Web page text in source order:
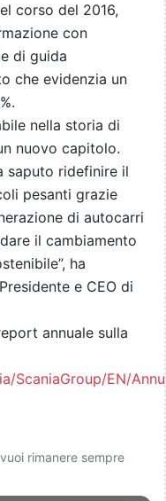
corso del 2016,
con
di guida
che evidenzia un
nella storia di
nuovo capitolo.
saputo ridefinire il
pesanti grazie
di autocarri
il cambiamento
ha
e CEO di
annuale sulla
ScaniaGroup/EN/
rimanere sempre